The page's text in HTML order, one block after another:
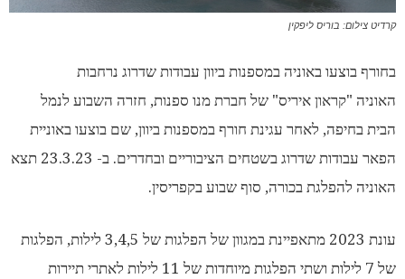
קרדיט צילום: בוריס ליפקין
בחורף בוצעו באוניה במספנות ביוון עבודות שדרוג נרחבות
האוניה "קראון איריס" של חברת מנו ספנות, חזרה השבוע לנמל
הבית בחיפה, לאחר עגינת חורף במספנות ביוון, שם בוצעו באוניית
הפאר עבודות שדרוג בשטחים הציבוריים ובחדרים. ב- 23.3.23 תצא
האוניה להפלגת בכורה, סוף שבוע בקפריסין.
עונת 2023 מתאפיינת במגוון של הפלגות של 3,4,5 לילות, הפלגות
של 7 לילות ושתי הפלגות מיוחדות של 11 לילות לאתרי תיירות